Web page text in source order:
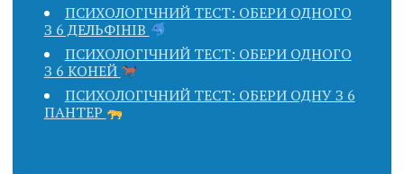
ПСИХОЛОГІЧНИЙ ТЕСТ: ОБЕРИ ОДНОГО
З 6 ДЕЛЬФІНІВ
ПСИХОЛОГІЧНИЙ ТЕСТ: ОБЕРИ ОДНОГО
З 6 КОНЕЙ
ПСИХОЛОГІЧНИЙ ТЕСТ: ОБЕРИ ОДНУ З 6
ПАНТЕР